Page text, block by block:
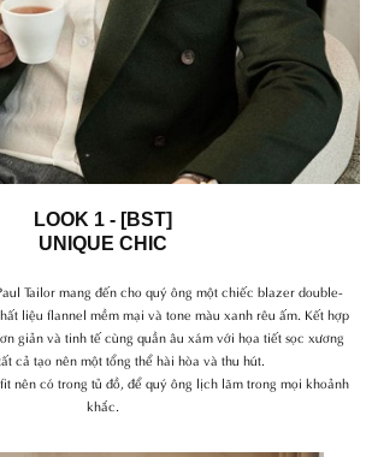
LOOK 1 - [BST]
UNIQUE CHIC
Tailor mang đến cho quý ông một chiếc blazer double-
liệu flannel mềm mại và tone màu xanh rêu ấm. Kết hợp
giản và tinh tế cùng quần âu xám với họa tiết sọc xương
cả tạo nên một tổng thể hài hòa và thu hút.
nên có trong tủ đồ, để quý ông lịch lãm trong mọi khoảnh
khắc.